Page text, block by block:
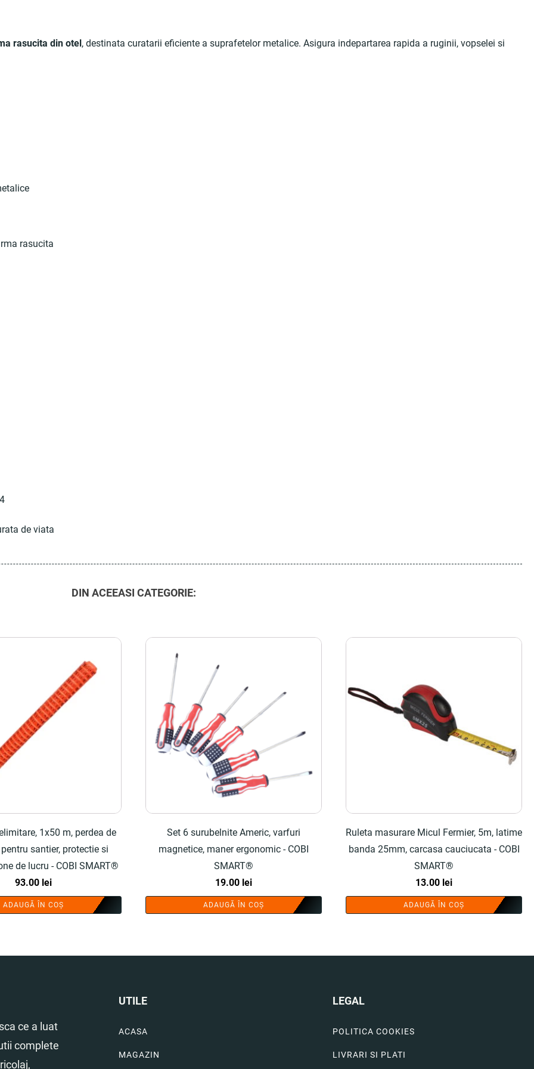
rasucita din otel, destinata curatarii eficiente a suprafetelor metalice. Asigura indepartarea rapida a ruginii, vopselei si
rasucita
de viata
DIN ACEEASI CATEGORIE:
1x50 m, perdea de
santier, protectie si
de lucru - COBI SMART®
93.00 lei
ADAUGĂ ÎN COȘ
Set 6 surubelnite Americ, varfuri
magnetice, maner ergonomic - COBI
SMART®
19.00 lei
ADAUGĂ ÎN COȘ
Ruleta masurare Micul Fermier, 5m, latime
banda 25mm, carcasa cauciucata - COBI
SMART®
13.00 lei
ADAUGĂ ÎN COȘ
ce a luat
complete
UTILE
ACASA
MAGAZIN
LEGAL
POLITICA COOKIES
LIVRARI SI PLATI